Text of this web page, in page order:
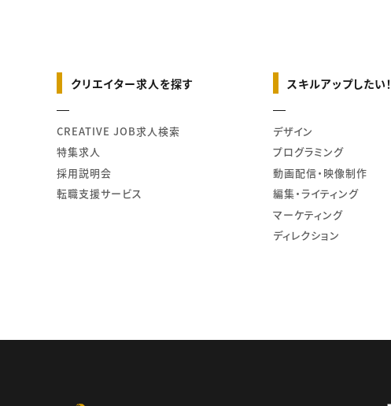
クリエイター求人を探す
CREATIVE JOB求人検索
特集求人
採用説明会
転職支援サービス
スキルアップしたい！
デザイン
プログラミング
動画配信・映像制作
編集・ライティング
マーケティング
ディレクション